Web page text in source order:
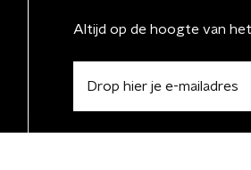
Altijd op de hoogte van